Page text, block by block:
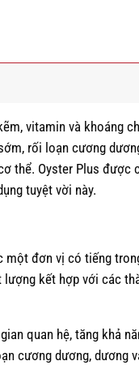
vitamin và khoáng
rối loạn cương
thể. Oyster Plus được
tuyệt vời này.
đơn vị có tiếng
kết hợp với các
quan hệ, tăng khả
cương dương, dương